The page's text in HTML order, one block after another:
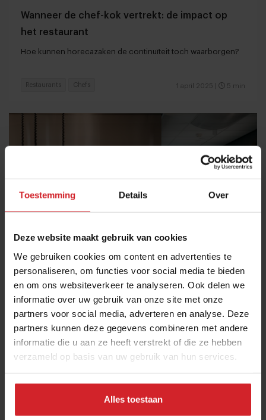
Toestemming Details Over
Deze website maakt gebruik van cookies
We gebruiken cookies om content en advertenties te
personaliseren, om functies voor social media te bieden
en om ons websiteverkeer te analyseren. Ook delen we
informatie over uw gebruik van onze site met onze
partners voor social media, adverteren en analyse. Deze
partners kunnen deze gegevens combineren met andere
informatie die u aan ze heeft verstrekt of die ze hebben
verzameld op basis van uw gebruik van hun services.
Alles toestaan
Wanneer de chef-kok vertrekt: de impact op
het restaurant
Hoe kunnen horecazaken de continuïteit toch waarborgen?
1 april 2025 5 min
Restaurants Chefs
Personeel gezocht: hoe sterrenrestaurants hun
teams samenstellen en behouden
7 weken vakantie, betaalde overuren en maar 4 dagen
1 april 2025 | 5 min
Restaurants Chefs